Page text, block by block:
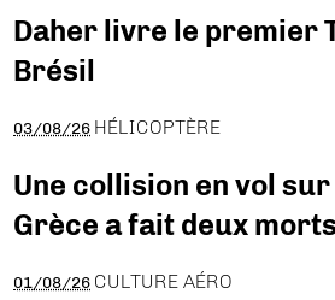
Daher livre le premier
Brésil
03/08/26 HÉLICOPTÈRE
Une collision en vol
Grèce a fait deux morts
01/08/26 CULTURE AÉRO